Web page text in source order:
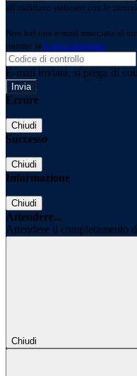
all'indirizzo indicato con le
Non hai una e-mail associata al
tramite la Login Spaggiari
E-mail inviata, si prega di
Errore
Chiudi
Successo
Chiudi
Informazione
Chiudi
Attendere...
Attendere il completamento
Chiudi